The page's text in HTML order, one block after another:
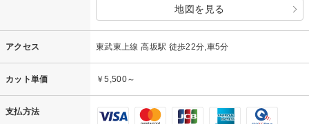
地図を見る
アクセス 東武東上線 高坂駅 徒歩22分,車5分
カット単価 ￥5,500～
支払方法